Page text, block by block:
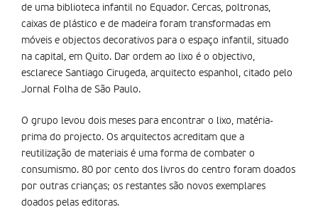
de uma biblioteca infantil no Equador. Cercas, poltronas,
caixas de plástico e de madeira foram transformadas em
móveis e objectos decorativos para o espaço infantil, situado
na capital, em Quito. Dar ordem ao lixo é o objectivo,
esclarece Santiago Cirugeda, arquitecto espanhol, citado pelo
Jornal Folha de São Paulo.
O grupo levou dois meses para encontrar o lixo, matéria-
prima do projecto. Os arquitectos acreditam que a
reutilização de materiais é uma forma de combater o
consumismo. 80 por cento dos livros do centro foram doados
por outras crianças; os restantes são novos exemplares
doados pelas editoras.